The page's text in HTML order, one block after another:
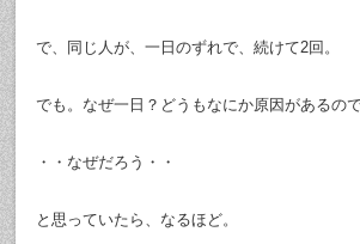
で、同じ人が、一日のずれで、続けて2回。
でも。なぜ一日？どうもなにか原因があるので
・・なぜだろう・・
と思っていたら、なるほど。